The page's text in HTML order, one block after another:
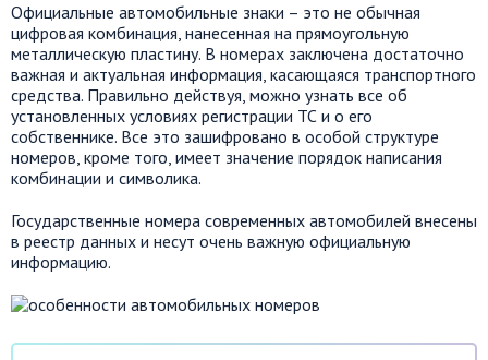
Официальные автомобильные знаки – это не обычная
цифровая комбинация, нанесенная на прямоугольную
металлическую пластину. В номерах заключена достаточно
важная и актуальная информация, касающаяся транспортного
средства. Правильно действуя, можно узнать все об
установленных условиях регистрации ТС и о его
собственнике. Все это зашифровано в особой структуре
номеров, кроме того, имеет значение порядок написания
комбинации и символика.
Государственные номера современных автомобилей внесены
в реестр данных и несут очень важную официальную
информацию.